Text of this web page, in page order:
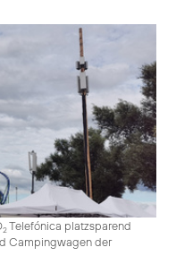
2Telefónica platzsparend
Campingwagen der